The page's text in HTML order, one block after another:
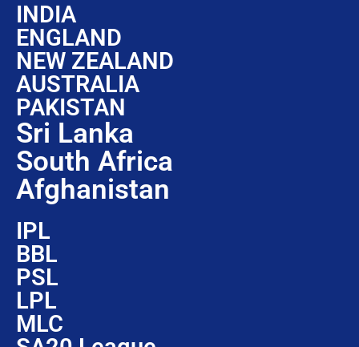
INDIA
ENGLAND
NEW ZEALAND
AUSTRALIA
PAKISTAN
Sri Lanka
South Africa
Afghanistan
IPL
BBL
PSL
LPL
MLC